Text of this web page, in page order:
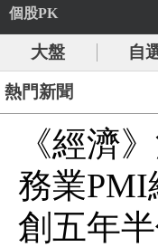
個股PK
大盤 自
熱門新聞
《經濟
務業PMI
創五年